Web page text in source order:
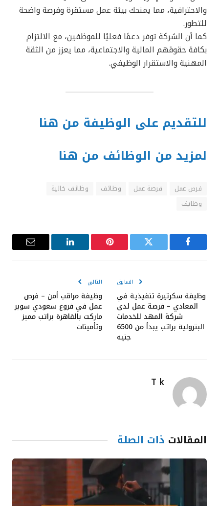
والاحترافية، مما يمنحك بيئة عمل مستقرة وفرصة واضحة
للتطور.
كما أن الشركة توفر دعمًا فعليًا للموظفين، مع الالتزام
بكافة حقوقهم المالية والاجتماعية، مما يعزز من الثقة
المهنية والاستقرار الوظيفي.
للتقديم على الوظيفة من هنا
لمزيد من الوظائف من هنا
فرص عمل فرصة عمل وظائف
وظائف خالية
وظايف
فيسبوك تويتر بينتيريست لينكدإن
البريد
السابق
وظيفة سكرتيرة تنفيذية في
المعادي – فرصة عمل لدى
شركة المهد للخدمات
البترولية براتب يبدأ من 6500
جنيه
التالي
وظيفة مراقب أمن – فرص
عمل في فروع سعودي سوبر
ماركت بالقاهرة براتب مميز
وتأمينات
T k
المقالات ذات الصلة